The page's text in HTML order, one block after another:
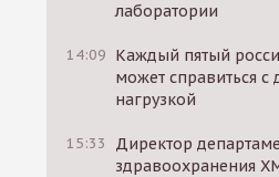
лаборатории
14:09 Каждый пятый
может справиться с
нагрузкой
15:33
Директор
здравоохранения